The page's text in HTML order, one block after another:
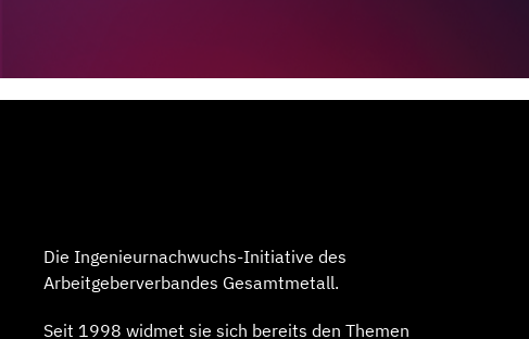
Die Ingenieurnachwuchs-Initiative des
Arbeitgeberverbandes Gesamtmetall.
Seit 1998 widmet sie sich bereits den Themen